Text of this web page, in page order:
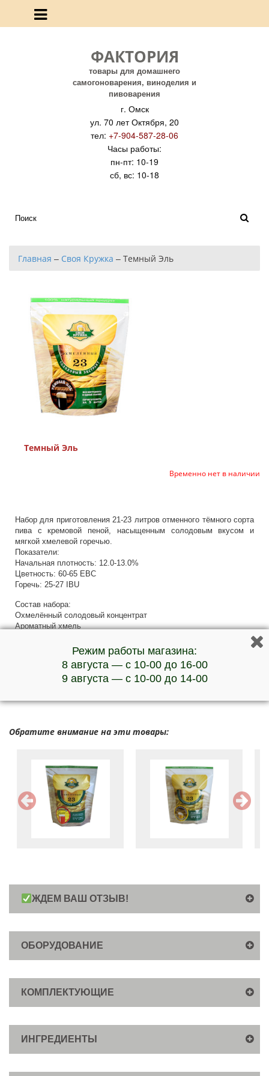
ФАКТОРИЯ
товары для домашнего
самогоноварения, виноделия и
пивоварения
г. Омск
ул. 70 лет Октября, 20
тел: +7-904-587-28-06
Часы работы:
пн-пт: 10-19
сб, вс: 10-18
Главная – Своя Кружка – Темный Эль
Темный Эль
Временно нет в наличии
Набор для приготовления 21-23 литров отменного тёмного сорта
пива с кремовой пеной, насыщенным солодовым вкусом и
мягкой хмелевой горечью.
Показатели:
Начальная плотность: 12.0-13.0%
Цветность: 60-65 EBC
Горечь: 25-27 IBU
Состав набора:
Охмелённый солодовый концентрат
Ароматный хмель
***Наличие товара и актуальную стоимость уточняйте у
менеджеров по телефону
Обратите внимание на эти товары:
ЖДЕМ ВАШ ОТЗЫВ!
ОБОРУДОВАНИЕ
КОМПЛЕКТУЮЩИЕ
ИНГРЕДИЕНТЫ
Режим работы магазина:
8 августа — с 10-00 до 16-00
9 августа — с 10-00 до 14-00